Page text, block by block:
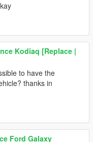
Kodiaq [Replace |
to have the
thanks in
Ford Galaxy